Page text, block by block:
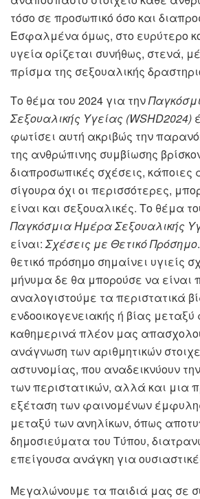
τόσο σε προσωπικό όσο και
Εσφαλμένα όμως, στο ευρύτερο
υγεία ορίζεται συνήθως, στενά,
πρίσμα της σεξουαλικής
Το θέμα του 2024 για την
Σεξουαλικής Υγείας (WSHD2024)
φωτίσει αυτή ακριβώς την
της ανθρώπινης συμβίωσης
διαπροσωπικές σχέσεις, κάποιες
σίγουρα όχι οι περισσότερες,
είναι και σεξουαλικές. Το θέμα
Παγκόσμια Ημέρα Σεξουαλικής
είναι: Σχέσεις με Θετικό Πρόσημο
θετικό πρόσημο σημαίνει υγιείς
μήνυμα δε θα μπορούσε να είναι
αναλογιστούμε τα περιστατικά
ενδοοικογενειακής ή βίας
καθημερινά πλέον μας
ανάγνωση των αριθμητικών
αστυνομίας, που αναδεικνύουν
των περιστατικών, αλλά και μια
εξέταση των φαινομένων
μεταξύ των ανηλίκων, όπως
δημοσιεύματα του Τύπου,
επείγουσα ανάγκη για
Μεγαλώνουμε τα παιδιά μας σε